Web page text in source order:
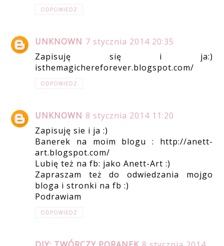
ODPOWIEDZ
UNKNOWN 7 stycznia 2014 20:35
Zapisuję się i ja:)
isthemagichereforever.blogspot.com/
ODPOWIEDZ
UNKNOWN 8 stycznia 2014 11:20
Zapisuję sie i ja :)
Banerek na moim blogu : http://anett-
art.blogspot.com/
Lubię też na fb: jako Anett-Art :)
Zapraszam też do odwiedzania mojgo
bloga i stronki na fb :)
Podrawiam
ODPOWIEDZ